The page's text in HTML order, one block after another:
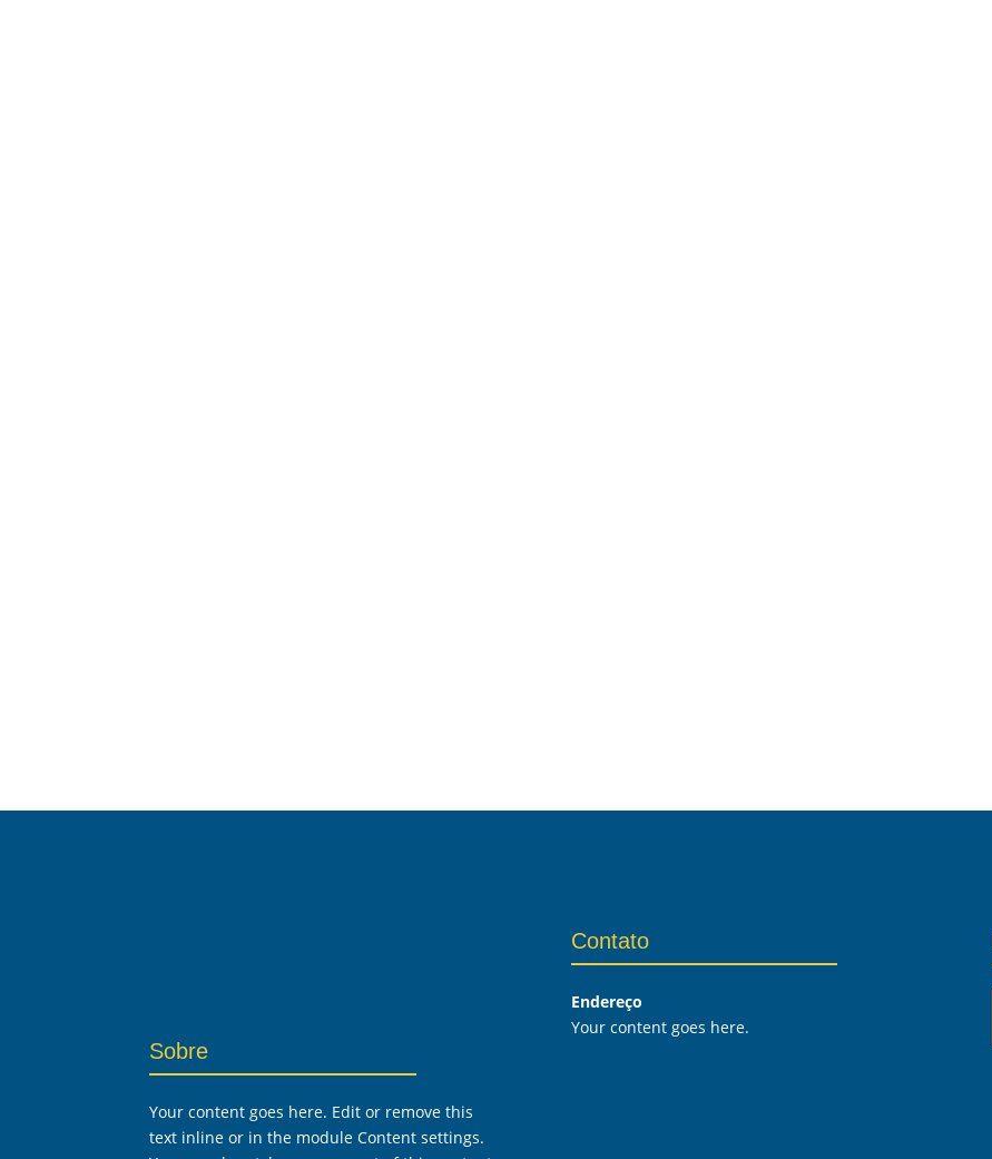
Sobre
Your content goes here. Edit or remove this
text inline or in the module Content settings.
Contato
Endereço
Your content goes here.